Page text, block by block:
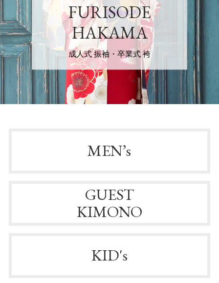
FURISODE
HAKAMA
成人式 振袖・卒業式 袴
MEN’s
GUEST
KIMONO
KID's